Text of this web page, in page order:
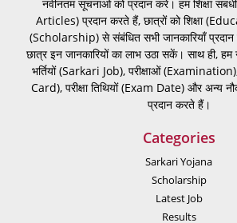
नवीनतम सूचनाओं को प्रदान करें। हम शिक्षा
Articles) प्रदान करते हैं, छात्रों को शिक्षा
(Scholarship) से संबंधित सभी जानकारियाँ प्रदान
छात्र इन जानकारियों का लाभ उठा सकें। साथ ही,
भर्तियों (Sarkari Job), परीक्षाओं
Card), परीक्षा तिथियों (Exam Date) और अन्य
प्रदान करते हैं।
Categories
Sarkari Yojana
Scholarship
Latest Job
Results